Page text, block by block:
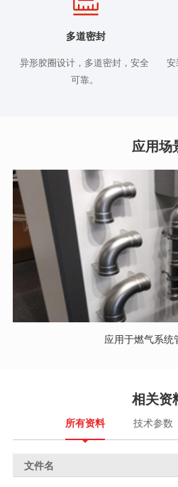
多道密封
异形胶圈设计，多道密封，安全
可靠。
应用场
应用于燃气系统
相关资
所有资料 技术参数
文件名